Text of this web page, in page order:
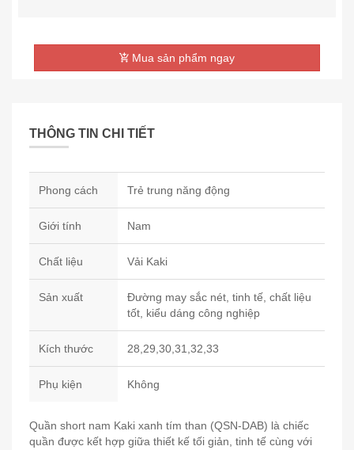
Mua sản phẩm ngay
THÔNG TIN CHI TIẾT
Phong cách Trẻ trung năng động
Giới tính Nam
Chất liệu Vải Kaki
Sản xuất
Đường may sắc nét, tinh tế, chất liệu
tốt, kiểu dáng công nghiệp
Kích thước 28,29,30,31,32,33
Phụ kiện Không
Quần short nam Kaki xanh tím than (QSN-DAB) là chiếc
quần được kết hợp giữa thiết kế tối giản, tinh tế cùng với